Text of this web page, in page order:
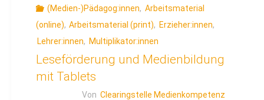
(Medien-)Pädagog:innen, Arbeitsmaterial
(online), Arbeitsmaterial (print), Erzieher:innen,
Lehrer:innen, Multiplikator:innen
Leseförderung und Medienbildung
mit Tablets
Von Clearingstelle Medienkompetenz